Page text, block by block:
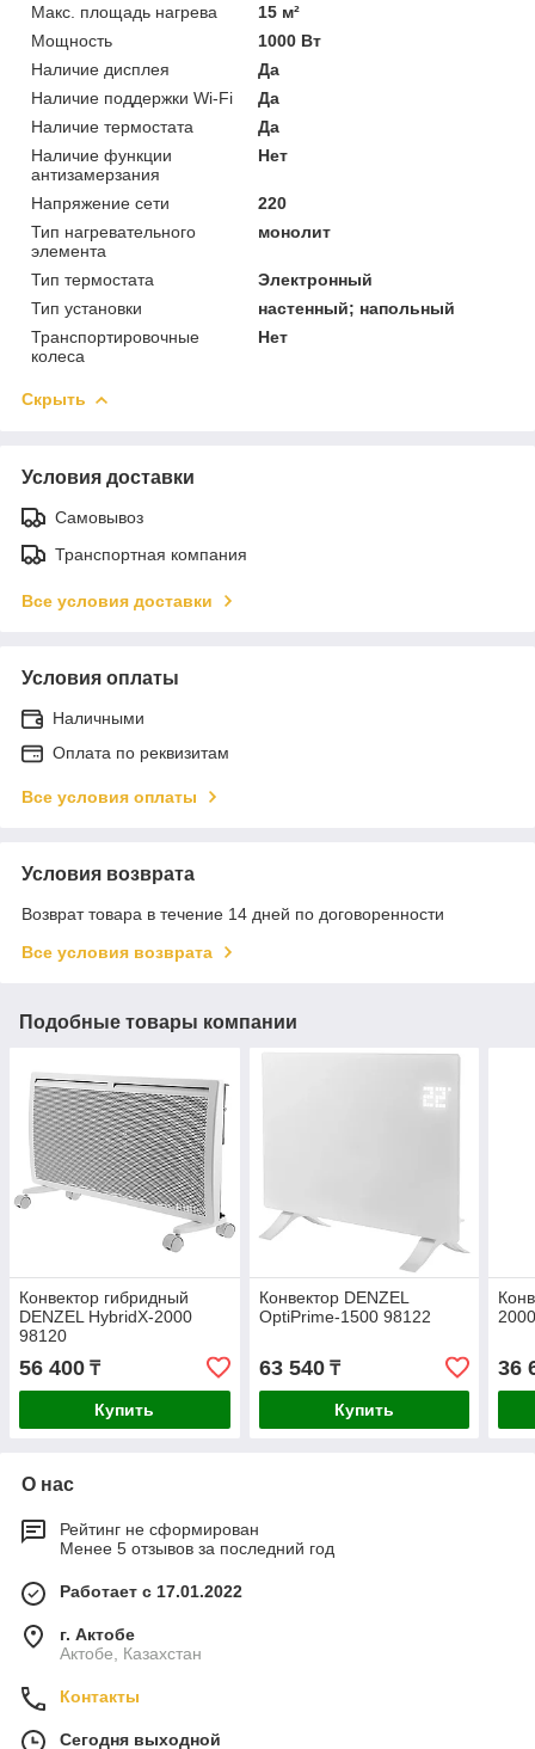
Макс. площадь нагрева
15 м²
Мощность
1000 Вт
Наличие дисплея
Да
Наличие поддержки Wi-Fi
Да
Наличие термостата
Да
Наличие функции
антизамерзания
Нет
Напряжение сети
220
Тип нагревательного
элемента
монолит
Тип термостата
Электронный
Тип установки
настенный; напольный
Транспортировочные
колеса
Нет
Скрыть
Условия доставки
Самовывоз
Транспортная компания
Все условия доставки
Условия оплаты
Наличными
Оплата по реквизитам
Все условия оплаты
Условия возврата
Возврат товара в течение 14 дней по договоренности
Все условия возврата
Подобные товары компании
Конвектор гибридный
DENZEL HybridX-2000
98120
56 400 ₸
Купить
Конвектор DENZEL
OptiPrime-1500 98122
63 540₸
Купить
36
О нас
Рейтинг не сформирован
Менее 5 отзывов за последний год
Работает с 17.01.2022
г. Актобе
Актобе, Казахстан
Контакты
Сегодня выходной